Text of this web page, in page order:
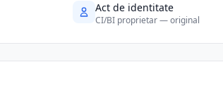
Act de identitate
CI/BI proprietar — original